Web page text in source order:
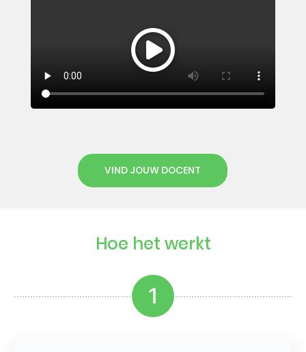
VIND JOUW DOCENT
Hoe het werkt
1